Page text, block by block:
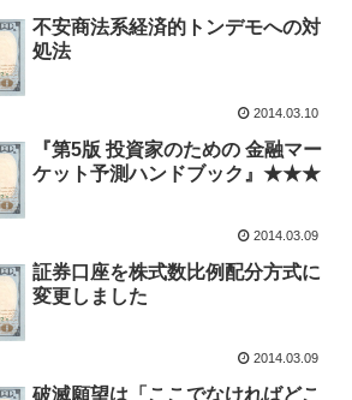
不安商法系経済的トンデモへの対
処法
2014.03.10
『第5版 投資家のための 金融マー
ケット予測ハンドブック』★★★
2014.03.09
証券口座を株式数比例配分方式に
変更しました
2014.03.09
破滅願望は「ここでなければどこ